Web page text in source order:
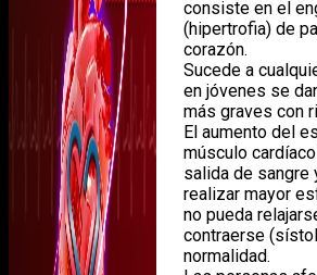
consiste en el
(hipertrofia) de
corazón.
Sucede a
en jóvenes se
más graves con
El aumento del
músculo
salida de sangre
realizar mayor
no pueda
contraerse
normalidad.